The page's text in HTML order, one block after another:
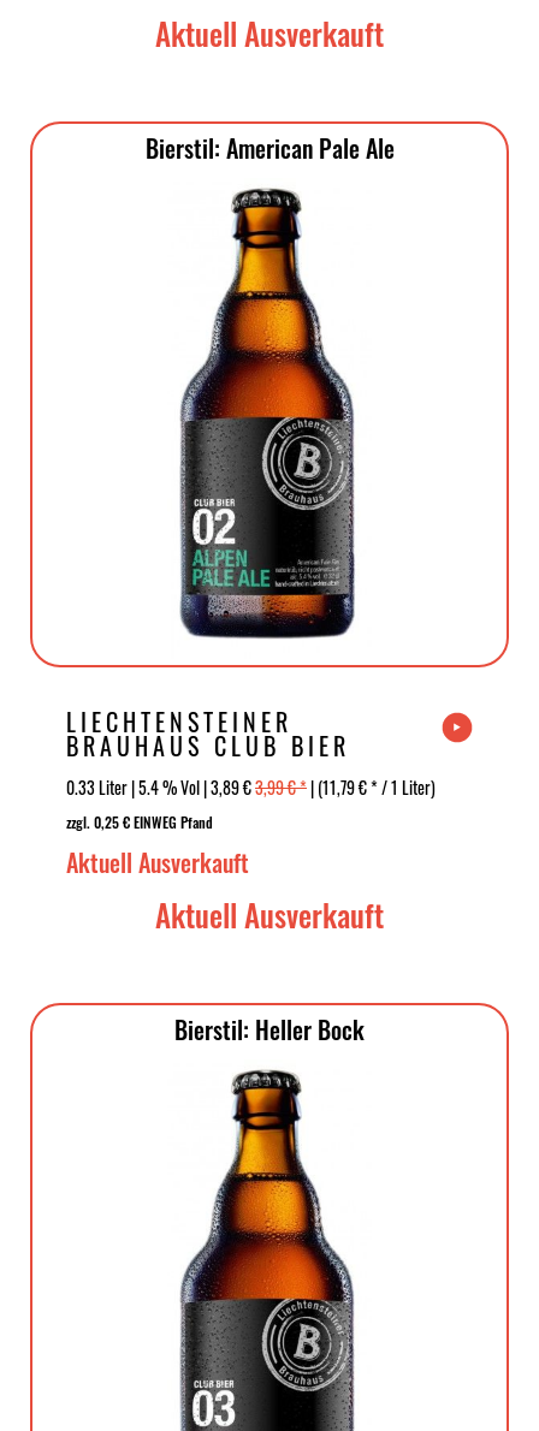
Aktuell Ausverkauft
Bierstil: American Pale Ale
LIECHTENSTEINER
BRAUHAUS CLUB BIER
0.33 Liter | 5.4 % Vol | 3,89 €3,99 € *| (11,79 € * / 1 Liter)
zzgl. 0,25 € EINWEG Pfand
Aktuell Ausverkauft
Aktuell Ausverkauft
Bierstil: Heller Bock